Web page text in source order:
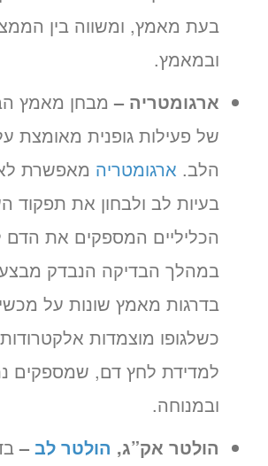
בעת מאמץ, ומשווה בין
ובמאמץ.
ארגומטריה – מבחן מאמץ
של פעילות גופנית מאומצת
הלב. ארגומטריה מאפשרת
בעיות לב ולבחון את תפקוד
הכליליים המספקים את
במהלך הבדיקה הנבדק
בדרגות מאמץ שונות על
כשלגופו מוצמדות אלקטרודות
למדידת לחץ דם, שמספקים
ובמנוחה.
הולטר אק”ג, הולטר לב –